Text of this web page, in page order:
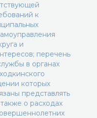
к
и
перечень
в органах
которых
представлять
о расходах